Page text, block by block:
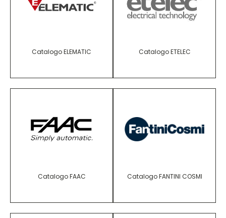
Catalogo ELEMATIC Catalogo ETELEC
Catalogo FAAC Catalogo FANTINI COSMI